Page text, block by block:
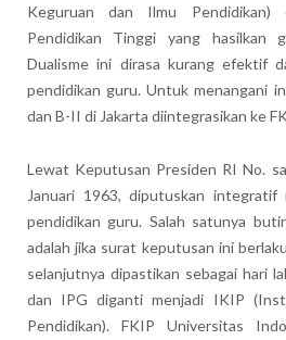
Keguruan dan Ilmu Pendidikan)
Pendidikan Tinggi yang hasilkan
Dualisme ini dirasa kurang efektif
pendidikan guru. Untuk menangani
dan B-II di Jakarta diintegrasikan ke
Lewat Keputusan Presiden RI No.
Januari 1963, diputuskan integratif
pendidikan guru. Salah satunya
adalah jika surat keputusan ini
selanjutnya dipastikan sebagai hari
dan IPG diganti menjadi IKIP
Pendidikan). FKIP Universitas